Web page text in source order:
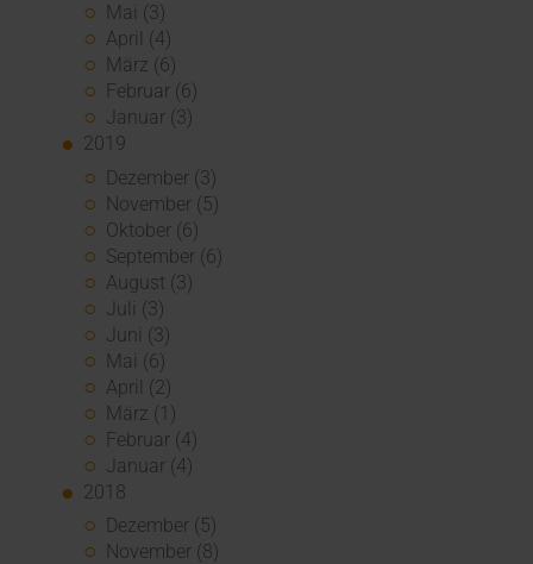
Mai (3)
April (4)
März (6)
Februar (6)
Januar (3)
2019
Dezember (3)
November (5)
Oktober (6)
September (6)
August (3)
Juli (3)
Juni (3)
Mai (6)
April (2)
März (1)
Februar (4)
Januar (4)
2018
Dezember (5)
November (8)